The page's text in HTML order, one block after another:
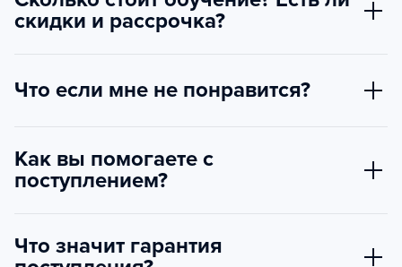
скидки и рассрочка?
Что если мне не понравится?
Как вы помогаете с
поступлением?
Что значит гарантия